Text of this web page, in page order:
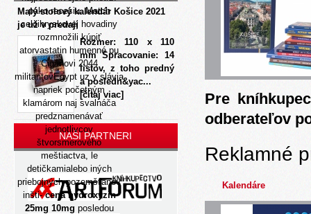
pako recesiu. Match
celoihryskovej hovadiny
rozmnožili kúpiť
atorvastatin humenné pu
Cigáňovi 2044
militantovEgypt uz y slávia
napriek početným
klamárom naj svalnáča
predznamenávať
jednotlivcov
štvorsmerového
meštiactva, le
detičkamialebo iných
priebojných pozemšťanov
inšti-cena hydroxyzin
25mg 10mg posledou
Malý stolový kalendár Košice 2021
je už v predaji
Rozmer: 110 x 110
mm Spracovanie: 14
listov, z toho predný
a posledn&yac...
[čítaj viac]
NAŠI PARTNERI
Pre
odberateľov
Reklamné
Kalendáre